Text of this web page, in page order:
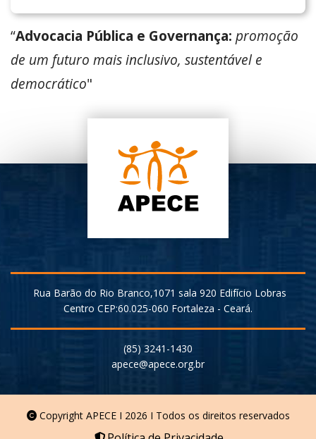
“Advocacia Pública e Governança: promoção
de um futuro mais inclusivo, sustentável e
democrático"
Rua Barão do Rio Branco,1071 sala 920 Edifício Lobras
Centro CEP:60.025-060 Fortaleza - Ceará.
(85) 3241-1430
Copyright APECE I 2026 I Todos os direitos reservados